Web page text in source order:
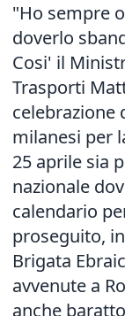
"Ho sempre
doverlo
Cosi' il
Trasporti
celebrazione
milanesi per
25 aprile sia
nazionale
calendario
proseguito,
Brigata
avvenute a
anche